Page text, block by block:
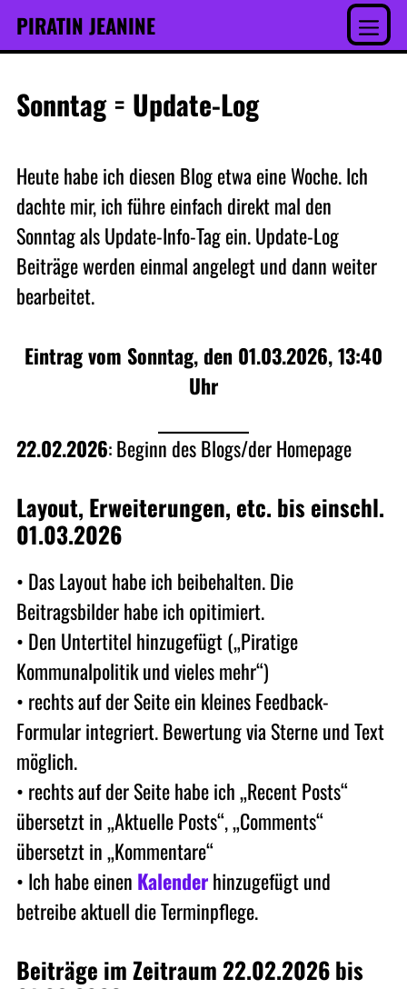
springen
Skip
to
PIRATIN JEANINE
Menu
Sonntag = Update-Log
Heute habe ich diesen Blog etwa eine Woche. Ich
dachte mir, ich führe einfach direkt mal den
Sonntag als Update-Info-Tag ein. Update-Log
Beiträge werden einmal angelegt und dann weiter
bearbeitet.
Eintrag vom Sonntag, den 01.03.2026, 13:40
Uhr
22.02.2026: Beginn des Blogs/der Homepage
Layout, Erweiterungen, etc. bis einschl.
01.03.2026
• Das Layout habe ich beibehalten. Die
Beitragsbilder habe ich opitimiert.
• Den Untertitel hinzugefügt („Piratige
Kommunalpolitik und vieles mehr“)
• rechts auf der Seite ein kleines Feedback-
Formular integriert. Bewertung via Sterne und Text
möglich.
• rechts auf der Seite habe ich „Recent Posts“
übersetzt in „Aktuelle Posts“, „Comments“
übersetzt in „Kommentare“
• Ich habe einen Kalenderhinzugefügt und
betreibe aktuell die Terminpflege.
Beiträge im Zeitraum 22.02.2026 bis